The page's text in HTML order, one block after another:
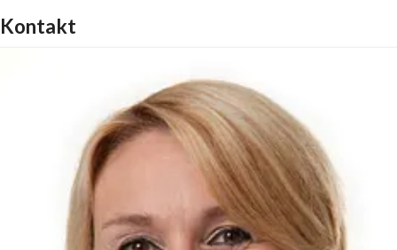
Algeco gehört zur Modulaire Group, die an rund 150
Europa sowie in Australien, Neuseeland und China.
Mit einer Mietflotte von rund 290.000
Raumeinheiten ist Modulaire einer der führenden
Anbieter für modulare Raumlösungen in Europa.
Weitere Informationen:www.algeco.de
Kontakt